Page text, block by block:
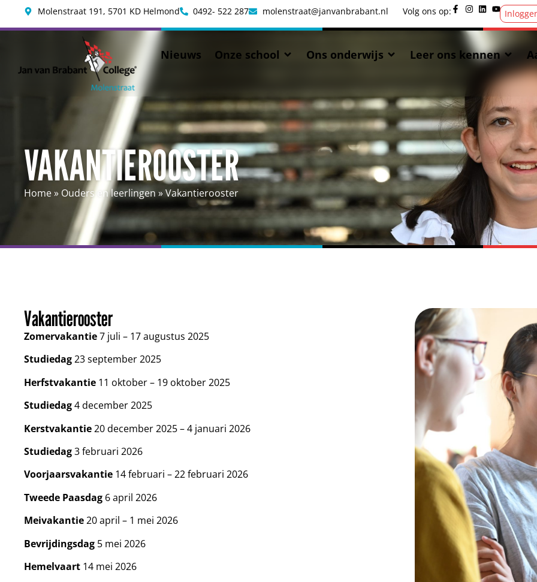
Molenstraat 191, 5701 KD Helmond 0492- 522 287 molenstraat@janvanbrabant.nl Volg ons op:
Nieuws Onze school Ons onderwijs Leer ons kennen
VAKANTIEROOSTER
Home» Ouders en leerlingen »Vakantierooster
Vakantierooster
Zomervakantie7 juli – 17 augustus 2025
Studiedag23 september 2025
Herfstvakantie 11 oktober – 19 oktober 2025
Studiedag4 december 2025
Kerstvakantie20 december 2025 – 4 januari 2026
Studiedag3 februari 2026
Voorjaarsvakantie 14 februari – 22 februari 2026
Tweede Paasdag 6 april 2026
Meivakantie20 april – 1 mei 2026
Bevrijdingsdag 5 mei 2026
Hemelvaart 14 mei 2026